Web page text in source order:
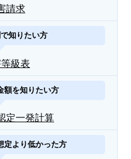
請求
知りたい方
級表
額を知りたい方
定一発計算
定より低かった方